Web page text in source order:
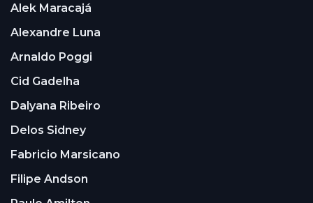
Alek Maracajá
Alexandre Luna
Arnaldo Poggi
Cid Gadelha
Dalyana Ribeiro
Delos Sidney
Fabricio Marsicano
Filipe Andson